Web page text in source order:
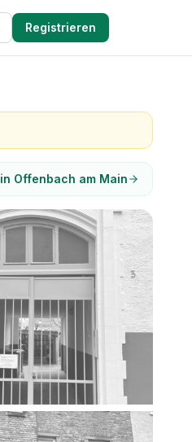
Registrieren
Offenbach am Main